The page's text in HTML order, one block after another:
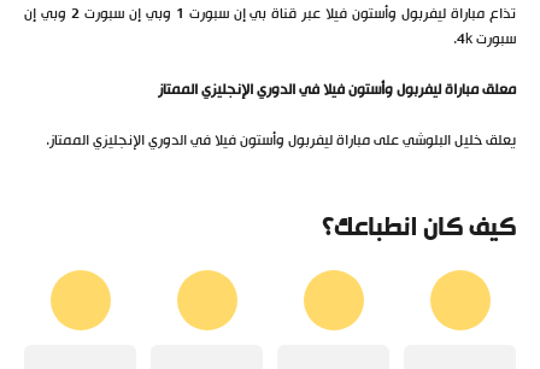
تذاع مباراة ليفربول وأستون فيلا عبر قناة بي إن سبورت 1 وبي إن سبورت 2 وبي إن
سبورت 4k.
معلق مباراة ليفربول وأستون فيلا في الدوري الإنجليزي الممتاز
يعلق خليل البلوشي على مباراة ليفربول وأستون فيلا في الدوري الإنجليزي الممتاز.
كيف كان انطباعك؟